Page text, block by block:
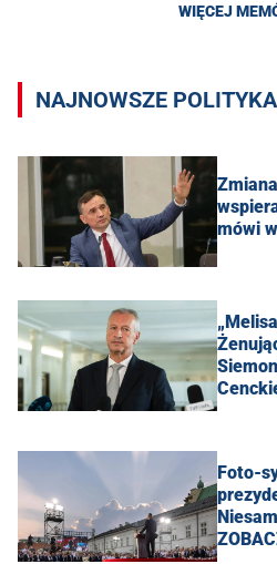
WIĘCEJ
NAJNOWSZE POLITYKA
mówi
Foto-